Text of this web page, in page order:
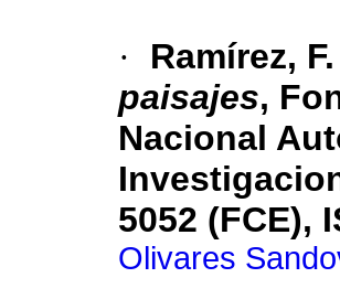
· Ramírez,
paisajes,
Nacional
5052 (FCE),
Olivares